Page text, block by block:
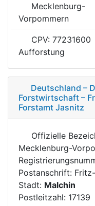
Mecklenburg-
Vorpommern
CPV: 77231600
Aufforstung
Deutschland –
Forstwirtschaft –
Forstamt Jasnitz
Offizielle
Mecklenburg-
Postanschrift:
Stadt: Malchin
Postleitzahl: 17139